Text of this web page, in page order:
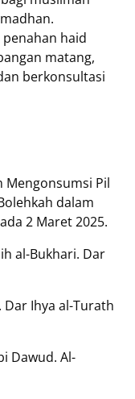
haid
matang,
berkonsultasi
Mengonsumsi Pil
dalam
2 Maret 2025.
al-Bukhari. Dar
Dar Ihya al-Turath
Dawud. Al-